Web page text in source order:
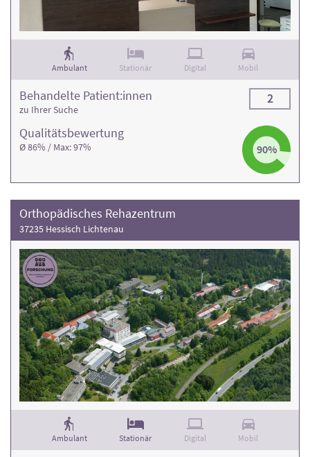
Ambulant Stationär Digital Mobil
Qualitäts­bewertung
Ø 86% / Max: 97% 90%
Behandelte Patient:innen
zu Ihrer Suche
2
Orthopädisches Rehazentrum
37235 Hessisch Lichtenau
Ambulant Stationär Digital Mobil